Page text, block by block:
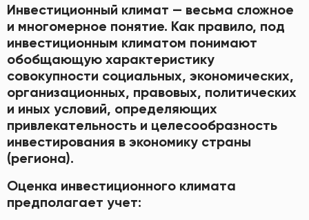
Инвестиционный климат — весьма сложное
и многомерное понятие. Как правило, под
инвестиционным климатом понимают
обобщающую характеристику
совокупности социальных, экономических,
организационных, правовых, политических
и иных условий, определяющих
привлекательность и целесообразность
инвестирования в экономику страны
(региона).
Оценка инвестиционного климата
предполагает учет: